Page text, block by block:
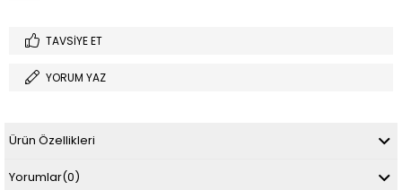
TAVSIYE ET
YORUM YAZ
Ürün Özellikleri
Yorumlar(0)